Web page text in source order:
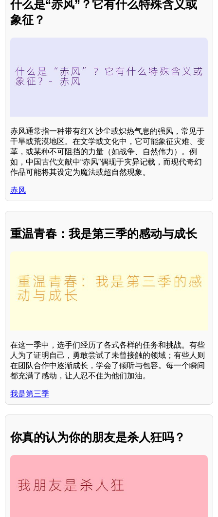
什么是“赤风”？它有什么特殊含义或
象征？
赤风通常指一种带有红X 沙尘或炽热气息的强风，常见于
干旱或荒漠地区。在文学或文化中，它可能象征灾难、变
革，或某种不可阻挡的力量（如战争、自然伟力）。例
如，中国古代文献中“赤风”偶现于灾异记载，而现代奇幻
作品可能将其设定为魔法或超自然现象。
赤风
重温青春：我是第三季的感动与成长
在这一季中，选手们经历了各式各样的任务和挑战。有些
人为了证明自己，勇敢尝试了未曾接触的领域；有些人则
在团队合作中逐渐成长，学会了倾听与包容。每一个瞬间
都充满了感动，让人忍不住为他们加油。
我是第三季
你真的认为你的朋友是杀人狂吗？